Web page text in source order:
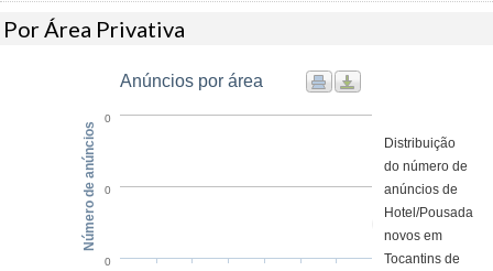
Por Área Privativa
Anúncios por área
0
0
0
Número de anúncios
Distribuição
do número de
anúncios de
Hotel/Pousada
novos em
Tocantins de